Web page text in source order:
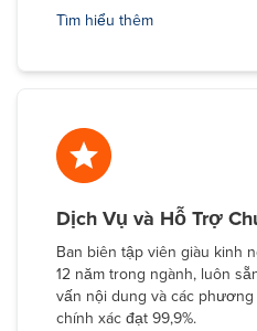
Tìm hiểu thêm
Dịch Vụ và Hỗ Trợ
Ban biên tập viên giàu kinh
12 năm trong ngành, luôn
vấn nội dung và các
chính xác đạt 99,9%.